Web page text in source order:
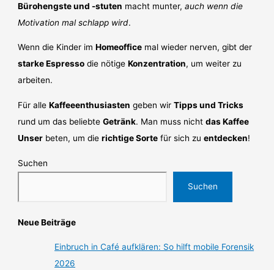
Bürohengste und -stuten macht munter,auch wenn die
Motivation mal schlapp wird.
Wenn die Kinder imHomeoffice mal wieder nerven, gibt der
starke Espresso die nötigeKonzentration, um weiter zu
arbeiten.
Für alleKaffeeenthusiasten geben wirTipps und Tricks
rund um das beliebteGetränk. Man muss nichtdas Kaffee
Unser beten, um dierichtige Sorte für sich zuentdecken!
Suchen
Suchen
Neue Beiträge
Einbruch in Café aufklären: So hilft mobile Forensik
2026